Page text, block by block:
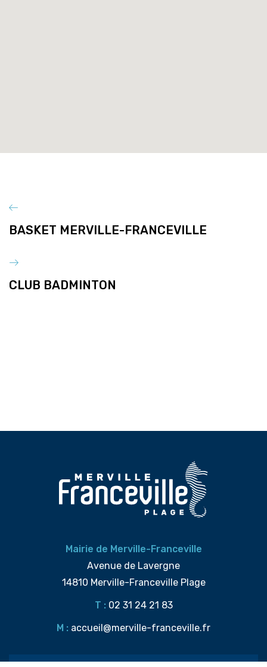
BASKET MERVILLE-FRANCEVILLE
CLUB BADMINTON
Mairie de Merville-Franceville
Avenue de Lavergne
14810 Merville-Franceville Plage
T : 02 31 24 21 83
M : accueil@merville-franceville.fr